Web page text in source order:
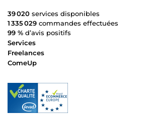
39 020 services disponibles
1 335 029 commandes effectuées
99 % d’avis positifs
Services
Freelances
ComeUp